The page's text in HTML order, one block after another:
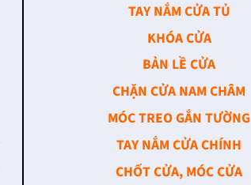
TAY NẮM CỬA TỦ
KHÓA CỬA
BẢN LỀ CỬA
CHẶN CỬA NAM CHÂM
MÓC TREO GẮN TƯỜNG
TAY NẮM CỬA CHÍNH
CHỐT CỬA, MÓC CỬA